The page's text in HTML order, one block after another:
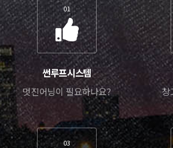
01
썬루프시스템
멋진어닝이 필요하나요? 창
03